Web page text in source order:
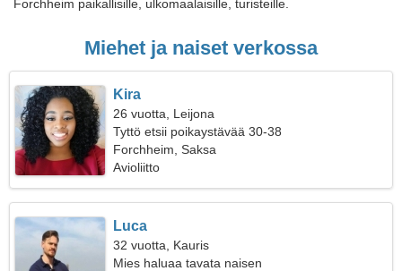
Forchheim paikallisille, ulkomaalaisille, turisteille.
Miehet ja naiset verkossa
Kira
26 vuotta, Leijona
Tyttö etsii poikaystävää 30-38
Forchheim, Saksa
Avioliitto
Luca
32 vuotta, Kauris
Mies haluaa tavata naisen